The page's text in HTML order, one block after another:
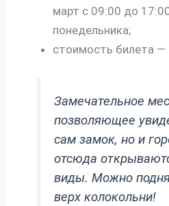
март с 09:00 до
понедельника;
стоимость билета —
Замечательное
позволяющее
сам замок, но и
отсюда
виды. Можно
верх колокольни!